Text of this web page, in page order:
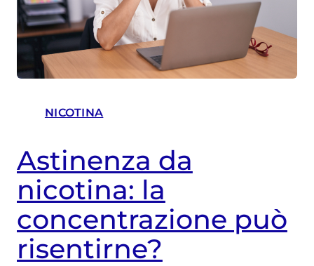
NICOTINA
Astinenza da
nicotina: la
concentrazione può
risentirne?